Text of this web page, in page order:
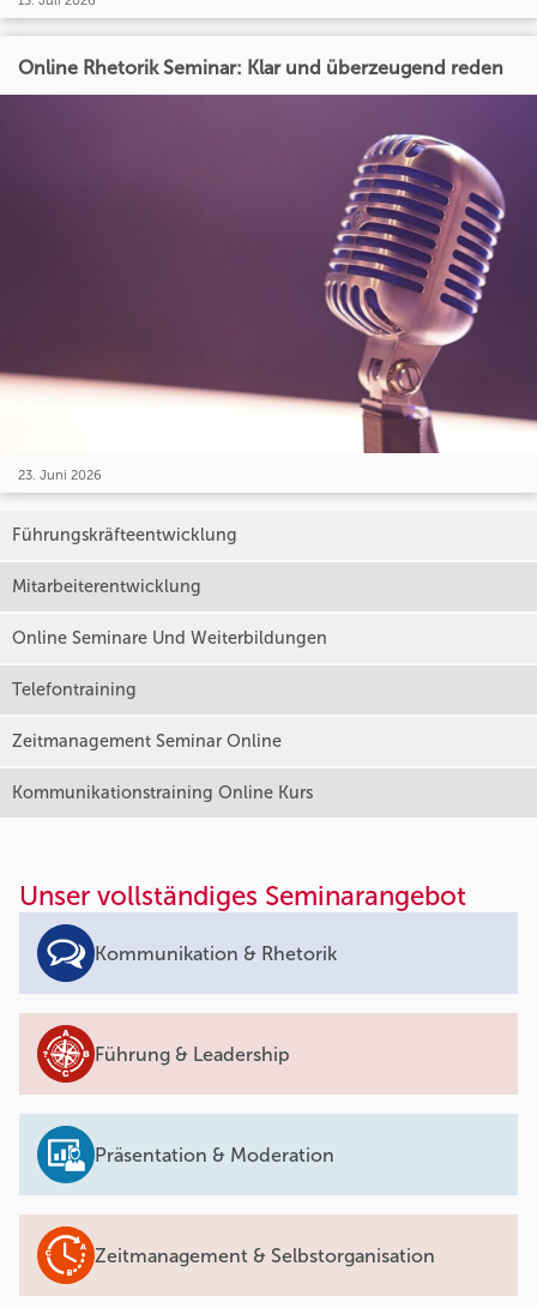
Online Rhetorik Seminar: Klar und überzeugend reden
23. Juni 2026
Führungskräfteentwicklung
Mitarbeiterentwicklung
Online Seminare Und Weiterbildungen
Telefontraining
Zeitmanagement Seminar Online
Kommunikationstraining Online Kurs
Unser vollständiges Seminarangebot
Kommunikation & Rhetorik
Führung & Leadership
Präsentation & Moderation
Zeitmanagement & Selbstorganisation